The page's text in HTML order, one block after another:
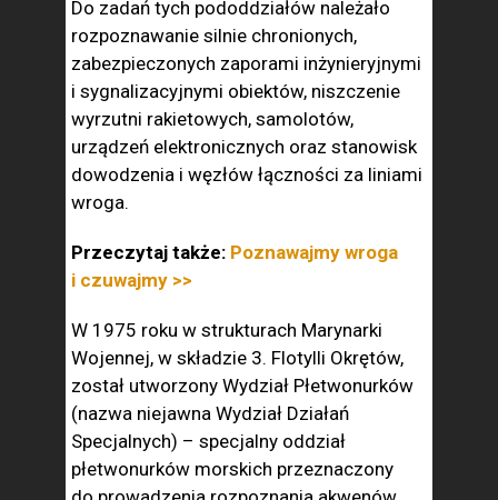
Do zadań tych pododdziałów należało
rozpoznawanie silnie chronionych,
zabezpieczonych zaporami inżynieryjnymi
i sygnalizacyjnymi obiektów, niszczenie
wyrzutni rakietowych, samolotów,
urządzeń elektronicznych oraz stanowisk
dowodzenia i węzłów łączności za liniami
wroga.
Przeczytaj także: Poznawajmy wroga
i czuwajmy >>
W 1975 roku w strukturach Marynarki
Wojennej, w składzie 3. Flotylli Okrętów,
został utworzony Wydział Płetwonurków
(nazwa niejawna Wydział Działań
Specjalnych) – specjalny oddział
płetwonurków morskich przeznaczony